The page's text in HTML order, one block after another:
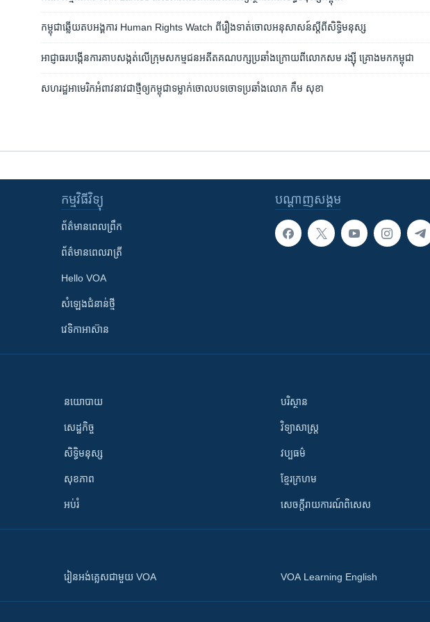
កម្ពុជា​ឆ្លើយ​តប​អង្គការ​ Human Rights Watch​ ពី​រឿង​ទាត់​ចោល​អនុសាសន៍​ស្តី​ពី​សិទ្ធិ​មនុស្ស
អាជ្ញាធរ​បង្កើន​ការ​គាប​សង្កត់​លើ​ក្រុម​សកម្មជន​អតីត​គណបក្ស​ប្រឆាំង​ក្រោយពី​លោក​សម រង្ស៊ី គ្រោង​មក​កម្ពុជា
សហរដ្ឋ​អាមេរិក​អំពាវនាវ​ជា​ថ្មី​ឲ្យ​កម្ពុជា​ទម្លាក់​ចោល​បទ​ចោទ​ប្រឆាំង​លោក កឹម សុខា
បណ្តាញ​សង្គម
កម្មវិធី​វិទ្យុ
ព័ត៌មាន​ពេល​ព្រឹក
ព័ត៌មាន​​ពេល​រាត្រី
Hello VOA
សំឡេង​ជំនាន់​ថ្មី
វេទិកា​អាស៊ាន
នយោបាយ
សេដ្ឋកិច្ច
សិទ្ធិមនុស្ស
សុខភាព
អប់រំ
បរិស្ថាន
វិទ្យាសាស្រ្ត
វប្បធម៌
ខ្មែរក្រហម
សេចក្តីរាយការណ៍ពិសេស
រៀន​​​​​​អង់គ្លេស​​ជាមួយ VOA VOA Learning English